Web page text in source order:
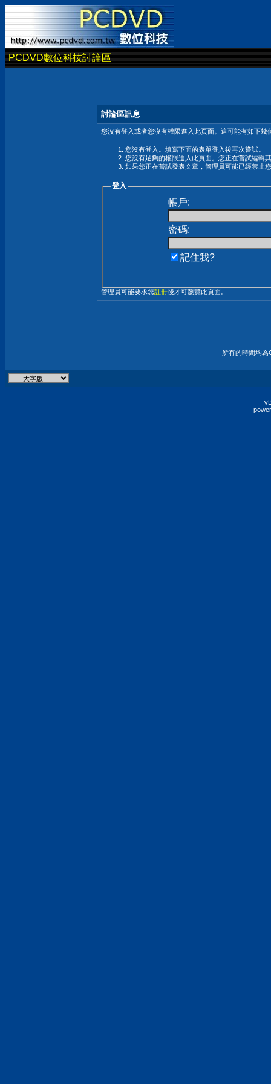
PCDVD數位科技討論區
討論區訊息
您沒有登入或者您沒有權限進入此頁面。這可能有如下幾
您沒有登入。填寫下面的表單登入後再次嘗試。
您沒有足夠的權限進入此頁面。您正在嘗試編輯
如果您正在嘗試發表文章，管理員可能已經禁止
登入
帳戶:
密碼:
記住我?
管理員可能要求您註冊後才可瀏覽此頁面。
所有的時間均為